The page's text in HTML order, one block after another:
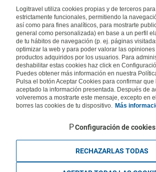
TIETOA
Usein kysyttyjä kysymyksiä Ota
KÄYTTÖEHDOT
Oikeudellinen huomautus
Yleiset
Evästekäytäntömme
MUISSA MAISSA
Saksa
Brasilia
Ranska
Logitravel utiliza cookies propias y de terceros
estrictamente funcionales, permitiendo la
así como para fines analíticos, para mostrarte
general como personalizada) en base a un perfil
de tu hábitos de navegación (p. ej. páginas
optimizar la web y para poder valorar las
productos adquiridos por los usuarios. Para
deshabilitar estas cookies haz click en
Puedes obtener más información en nuestra
Pulsa el botón Aceptar Cookies para confirmar que
aceptado la información presentada. Después de
volveremos a mostrarte este mensaje, excepto en
borres las cookies de tu dispositivo. Más
Configuración de cookies
RECHAZARLAS TODAS